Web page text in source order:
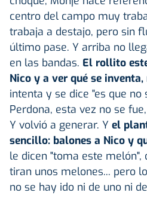
centro del campo muy
trabaja a destajo, pero sin
último pase. Y arriba no
en las bandas. El rollito
Nico y a ver qué se inventa,
intenta y se dice "es que no
Perdona, esta vez no se
Y volvió a generar. Y el
sencillo: balones a Nico y
le dicen "toma este melón",
tiran unos melones... pero
no se hay ido ni de uno ni